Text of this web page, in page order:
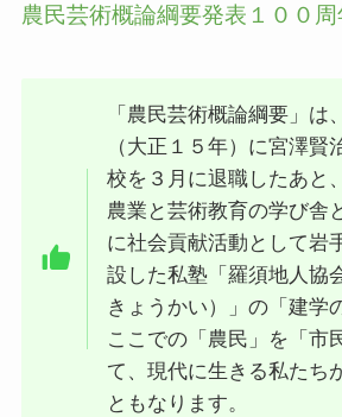
農民芸術概論綱要発表１００周
「農民芸術概論綱要」は
（大正１５年）に宮澤賢
校を３月に退職したあと
農業と芸術教育の学び舎
に社会貢献活動として岩
設した私塾「羅須地人協
きょうかい）」の「建学
ここでの「農民」を「市
て、現代に生きる私たち
ともなります。